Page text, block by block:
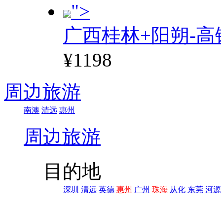
">
广西桂林+阳朔-高
¥1198
周边旅游
南澳 清远 惠州
周边旅游
目的地
深圳 清远 英德 惠州 广州 珠海 从化 东莞 河源